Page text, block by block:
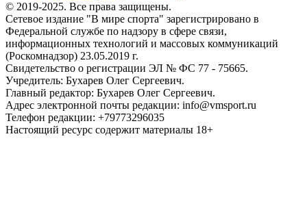
© 2019-2025. Все права защищены.
Сетевое издание "В мире спорта" зарегистрировано в
Федеральной службе по надзору в сфере связи,
информационных технологий и массовых коммуникаций
(Роскомнадзор) 23.05.2019 г.
Свидетельство о регистрации ЭЛ № ФС 77 - 75665.
Учредитель: Бухарев Олег Сергеевич.
Главный редактор: Бухарев Олег Сергеевич.
Адрес электронной почты редакции: info@vmsport.ru
Телефон редакции: +79773296035
Настоящий ресурс содержит материалы 18+